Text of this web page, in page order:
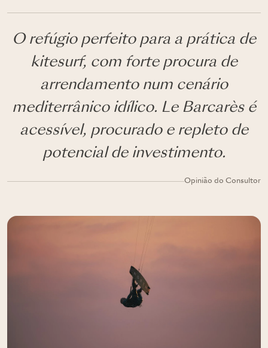
O refúgio perfeito para a prática de
kitesurf, com forte procura de
arrendamento num cenário
mediterrânico idílico. Le Barcarès é
acessível, procurado e repleto de
potencial de investimento.
Opinião do Consultor